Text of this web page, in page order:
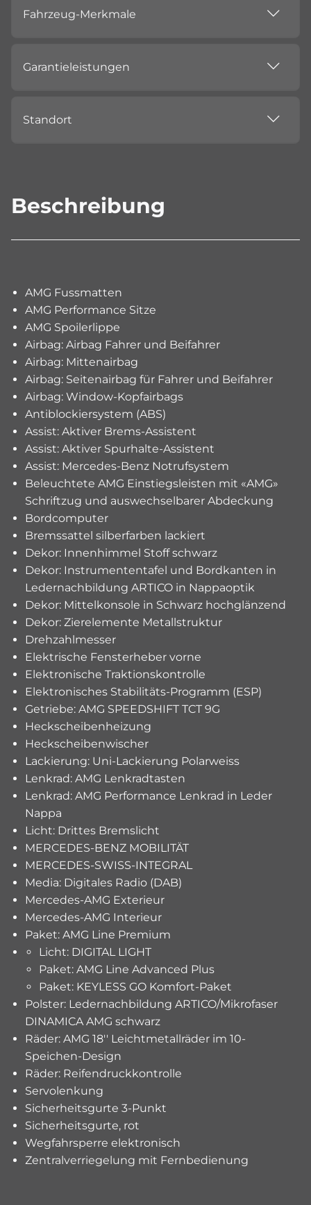
Fahrzeug-Merkmale
Garantieleistungen
Standort
Beschreibung
AMG Fussmatten
AMG Performance Sitze
AMG Spoilerlippe
Airbag: Airbag Fahrer und Beifahrer
Airbag: Mittenairbag
Airbag: Seitenairbag für Fahrer und Beifahrer
Airbag: Window-Kopfairbags
Antiblockiersystem (ABS)
Assist: Aktiver Brems-Assistent
Assist: Aktiver Spurhalte-Assistent
Assist: Mercedes-Benz Notrufsystem
Beleuchtete AMG Einstiegsleisten mit «AMG»
Schriftzug und auswechselbarer Abdeckung
Bordcomputer
Bremssattel silberfarben lackiert
Dekor: Innenhimmel Stoff schwarz
Dekor: Instrumententafel und Bordkanten in
Ledernachbildung ARTICO in Nappaoptik
Dekor: Mittelkonsole in Schwarz hochglänzend
Dekor: Zierelemente Metallstruktur
Drehzahlmesser
Elektrische Fensterheber vorne
Elektronische Traktionskontrolle
Elektronisches Stabilitäts-Programm (ESP)
Getriebe: AMG SPEEDSHIFT TCT 9G
Heckscheibenheizung
Heckscheibenwischer
Lackierung: Uni-Lackierung Polarweiss
Lenkrad: AMG Lenkradtasten
Lenkrad: AMG Performance Lenkrad in Leder
Nappa
Licht: Drittes Bremslicht
MERCEDES-BENZ MOBILITÄT
MERCEDES-SWISS-INTEGRAL
Media: Digitales Radio (DAB)
Mercedes-AMG Exterieur
Mercedes-AMG Interieur
Paket: AMG Line Premium
Licht: DIGITAL LIGHT
Paket: AMG Line Advanced Plus
Paket: KEYLESS GO Komfort-Paket
Polster: Ledernachbildung ARTICO/Mikrofaser
DINAMICA AMG schwarz
Räder: AMG 18'' Leichtmetallräder im 10-
Speichen-Design
Räder: Reifendruckkontrolle
Servolenkung
Sicherheitsgurte 3-Punkt
Sicherheitsgurte, rot
Wegfahrsperre elektronisch
Zentralverriegelung mit Fernbedienung